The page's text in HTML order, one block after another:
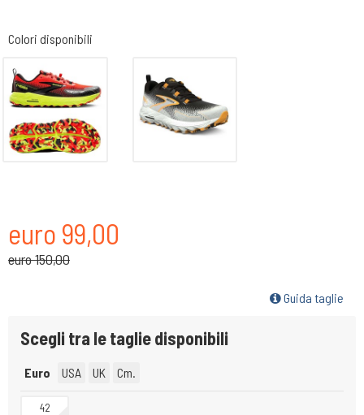
Colori disponibili
euro 99,00
euro 150,00
Guida taglie
Scegli tra le taglie disponibili
Euro USA UK Cm.
42